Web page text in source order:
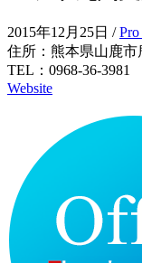
2015年12月25日 /
住所：熊本県山鹿市
TEL：0968-36-3981
Website